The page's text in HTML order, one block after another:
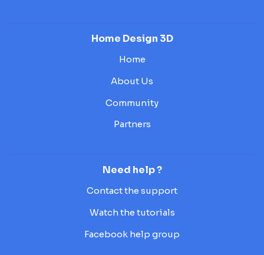
Home Design 3D
Home
About Us
Community
Partners
Need help ?
Contact the support
Watch the tutorials
Facebook help group